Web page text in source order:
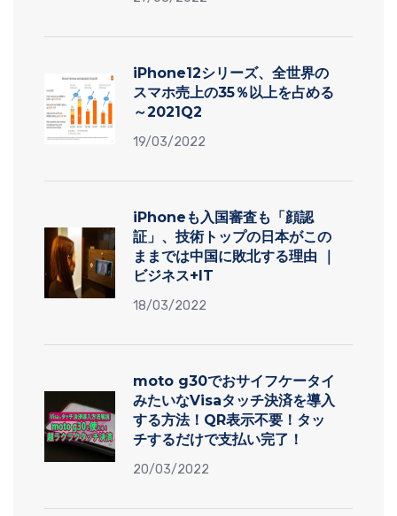
iPhone12シリーズ、全世界の
スマホ売上の35％以上を占める
～2021Q2
19/03/2022
iPhoneも入国審査も「顔認
証」、技術トップの日本がこの
ままでは中国に敗北する理由 ｜
ビジネス+IT
18/03/2022
moto g30でおサイフケータイ
みたいなVisaタッチ決済を導入
する方法！QR表示不要！タッ
チするだけで支払い完了！
20/03/2022